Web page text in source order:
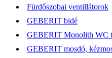
Fürdőszobai ventillátorok
GEBERIT bidé
GEBERIT Monolith WC
GEBERIT mosdó,